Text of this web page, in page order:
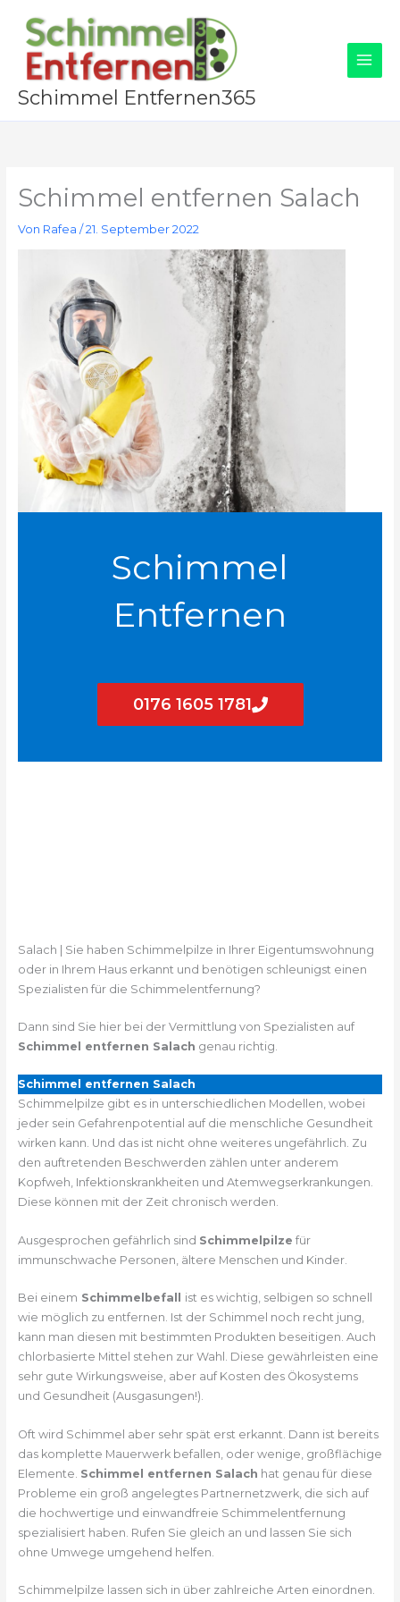
Inhalt
springen
Schimmel Entfernen365
Schimmel entfernen Salach
Von Rafea /21. September 2022
Schimmel
Entfernen
0176 1605 1781
Salach | Sie haben Schimmelpilze in Ihrer Eigentumswohnung
oder in Ihrem Haus erkannt und benötigen schleunigst einen
Spezialisten für die Schimmelentfernung?
Dann sind Sie hier bei der Vermittlung von Spezialisten auf
Schimmel entfernen Salach genau richtig.
Schimmel entfernen Salach
Schimmelpilze gibt es in unterschiedlichen Modellen, wobei
jeder sein Gefahrenpotential auf die menschliche Gesundheit
wirken kann. Und das ist nicht ohne weiteres ungefährlich. Zu
den auftretenden Beschwerden zählen unter anderem
Kopfweh, Infektionskrankheiten und Atemwegserkrankungen.
Diese können mit der Zeit chronisch werden.
Ausgesprochen gefährlich sind Schimmelpilze für
immunschwache Personen, ältere Menschen und Kinder.
Bei einem Schimmelbefall ist es wichtig, selbigen so schnell
wie möglich zu entfernen. Ist der Schimmel noch recht jung,
kann man diesen mit bestimmten Produkten beseitigen. Auch
chlorbasierte Mittel stehen zur Wahl. Diese gewährleisten eine
sehr gute Wirkungsweise, aber auf Kosten des Ökosystems
und Gesundheit (Ausgasungen!).
Oft wird Schimmel aber sehr spät erst erkannt. Dann ist bereits
das komplette Mauerwerk befallen, oder wenige, großflächige
Elemente. Schimmel entfernen Salach hat genau für diese
Probleme ein groß angelegtes Partnernetzwerk, die sich auf
die hochwertige und einwandfreie Schimmelentfernung
spezialisiert haben. Rufen Sie gleich an und lassen Sie sich
ohne Umwege umgehend helfen.
Schimmelpilze lassen sich in über zahlreiche Arten einordnen.